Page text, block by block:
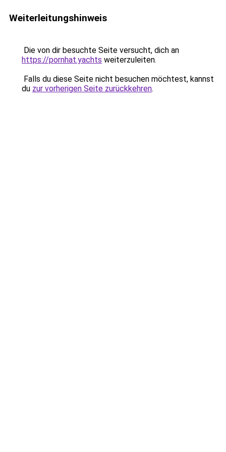
Weiterleitungshinweis
Die von dir besuchte Seite versucht, dich an
https://pornhat.yachts weiterzuleiten.
Falls du diese Seite nicht besuchen möchtest, kannst
du zur vorherigen Seite zurückkehren.